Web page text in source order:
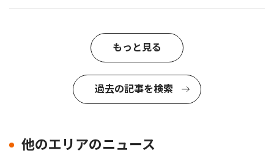
もっと見る
過去の記事を検索
他のエリアのニュース